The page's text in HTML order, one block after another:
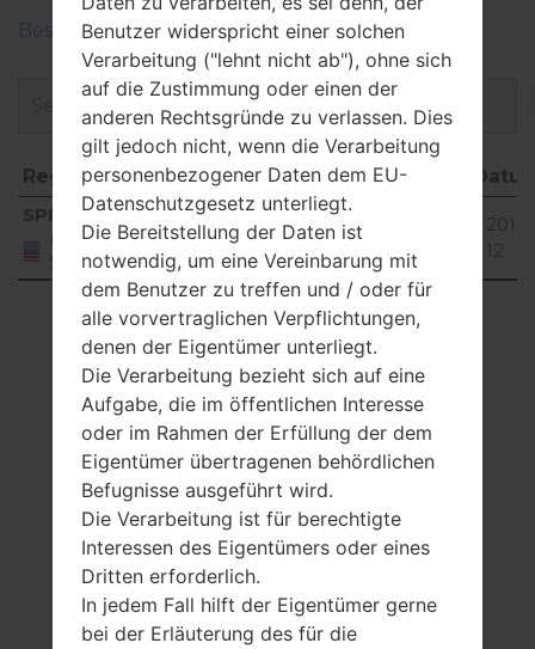
Beschreiben Sie die Regionen der LG-Firmwaren
Region Dateiname OS Größe
Region
Dateiname OS
SPR
United
States
LX600V10_02.cab
Unknown
MiB
12
Showing 1 to 1 of 1 entries
Previous 1 Next
Artikel
LGLX600(LGLX600)
akaLG Lotus
Benutzer widerspricht einer solchen
Verarbeitung ("lehnt nicht ab"), ohne sich
auf die Zustimmung oder einen der
anderen Rechtsgründe zu verlassen. Dies
gilt jedoch nicht, wenn die Verarbeitung
personenbezogener Daten dem EU-
Datenschutzgesetz unterliegt.
Die Bereitstellung der Daten ist
notwendig, um eine Vereinbarung mit
dem Benutzer zu treffen und / oder für
alle vorvertraglichen Verpflichtungen,
denen der Eigentümer unterliegt.
Die Verarbeitung bezieht sich auf eine
Aufgabe, die im öffentlichen Interesse
oder im Rahmen der Erfüllung der dem
Eigentümer übertragenen behördlichen
Befugnisse ausgeführt wird.
Die Verarbeitung ist für berechtigte
Interessen des Eigentümers oder eines
Dritten erforderlich.
In jedem Fall hilft der Eigentümer gerne
bei der Erläuterung des für die